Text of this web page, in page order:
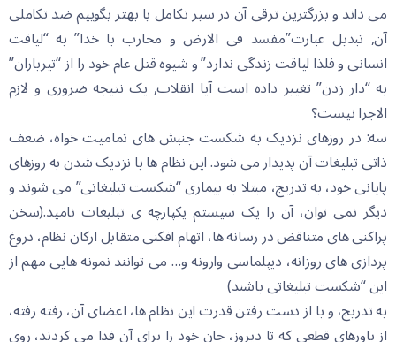
می داند و بزرگترین ترقی آن در سیر تکامل یا بهتر بگوییم ضد تکاملی
آن, تبدیل عبارت”مفسد فی الارض و محارب با خدا” به “لیاقت
انسانی و فلذا لیاقت زندگی ندارد” و شیوه قتل عام خود را از “تیرباران”
به “دار زدن” تغییر داده است آیا انقلاب, یک نتیجه ضروری و لازم
الاجرا نیست؟
سه: در روزهای نزدیک به شکست جنبش های تمامیت خواه، ضعف
ذاتی تبلیغات آن پدیدار می شود. این نظام ها با نزدیک شدن به روزهای
پایانی خود، به تدریج، مبتلا به بیماری “شکست تبلیغاتی” می شوند و
دیگر نمی توان، آن را یک سیستم یکپارچه ی تبلیغات نامید.(سخن
پراکنی های متناقض در رسانه ها، اتهام افکنی متقابل ارکان نظام، دروغ
پردازی های روزانه، دیپلماسی وارونه و… می توانند نمونه هایی مهم از
این “شکست تبلیغاتی باشند)
به تدریج، و با از دست رفتن قدرت این نظام ها، اعضای آن، رفته رفته،
از باورهای قطعی که تا دیروز، جان خود را برای آن فدا می کردند، روی